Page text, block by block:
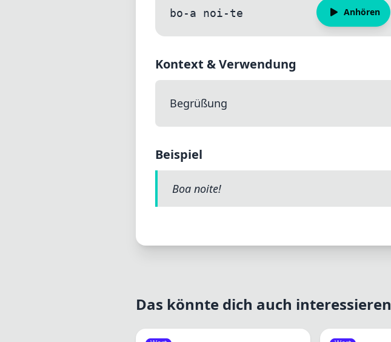
bo-a noi-te Anhören
Kontext & Verwendung
Begrüßung
Beispiel
Boa noite!
Das könnte dich auch interessieren